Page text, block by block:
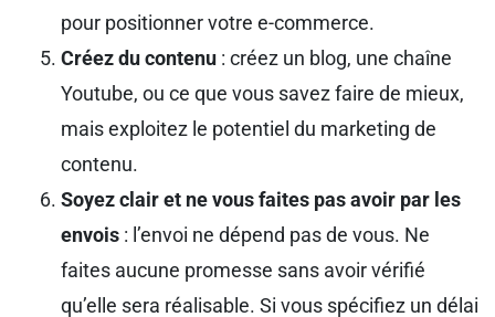
pour positionner votre e-commerce.
Créez du contenu : créez un blog, une chaîne
Youtube, ou ce que vous savez faire de mieux,
mais exploitez le potentiel du marketing de
contenu.
Soyez clair et ne vous faites pas avoir par les
envois : l’envoi ne dépend pas de vous. Ne
faites aucune promesse sans avoir vérifié
qu’elle sera réalisable. Si vous spécifiez un délai